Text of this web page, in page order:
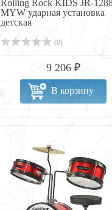
Rolling Rock KIDS JR-
MYW ударная установка
детская
(0)
9 206 ₽
В корзину